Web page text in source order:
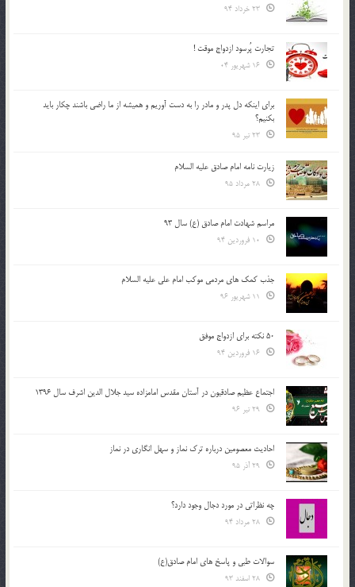
تجارت پُرسود ازدواج موقت !
براي اينكه دل پدر و مادر را به دست آوريم و هميشه از ما راضي باشند چكار بايد
بكنيم؟
زیارت نامه امام صادق علیه السلام
مراسم شهادت امام صادق (ع) سال 93
جذب کمک های مردمی موکب امام علی علیه السلام
50 نکته برای ازدواج موفق
اجتماع عظیم صادقیون در آستان مقدس امامزاده سید جلال الدین اشرف سال 1396
احادیث معصومین درباره ترک نماز و سهل انگاری در نماز
چه نظراتی در مورد دجال وجود دارد؟
سوالات طبی و پاسخ های امام صادق(ع)